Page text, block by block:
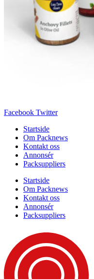
Facebook Twitter
Startside
Om Packnews
Kontakt oss
Annonsér
Packsuppliers
Startside
Om Packnews
Kontakt oss
Annonsér
Packsuppliers